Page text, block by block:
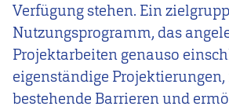
Verfügung stehen. Ein
Nutzungsprogramm, das
Projektarbeiten genauso
eigenständige
bestehende Barrieren und